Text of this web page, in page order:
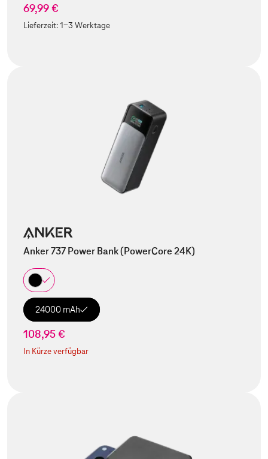
69,99 €
Lieferzeit:1-3 Werktage
Anker 737 Power Bank (PowerCore 24K)
24000 mAh
108,95 €
In Kürze verfügbar